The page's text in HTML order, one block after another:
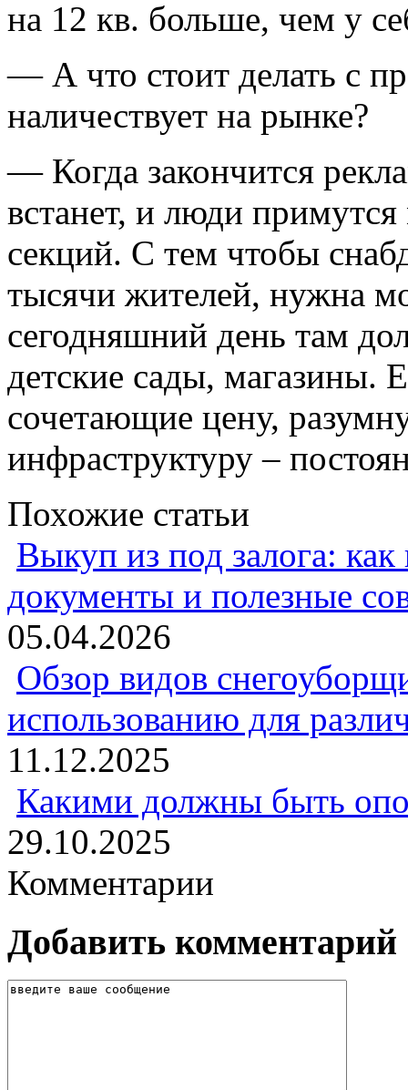
на 12 кв. больше, чем у
— А что стоит делать с
наличествует на рынке?
— Когда закончится
встанет, и люди
секций. С тем чтобы
тысячи жителей, нужна
сегодняшний день там
детские сады, магазины.
сочетающие цену,
инфраструктуру –
Похожие статьи
Выкуп из под залога:
документы и полезные
05.04.2026
Обзор видов
использованию для
11.12.2025
Какими должны быть
29.10.2025
Комментарии
Добавить комментарий